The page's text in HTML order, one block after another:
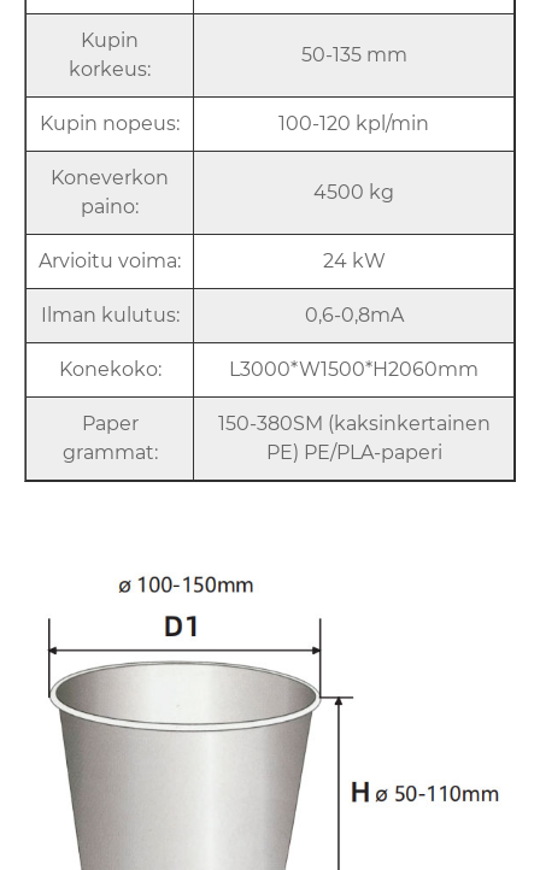
Kupin
korkeus:
50-135 mm
Kupin nopeus: 100-120 kpl/min
Koneverkon
paino:
4500 kg
Arvioitu voima: 24 kW
Ilman kulutus: 0,6-0,8mA
Konekoko: L3000*W1500*H2060mm
Paper
grammat:
150-380SM (kaksinkertainen
PE) PE/PLA-paperi